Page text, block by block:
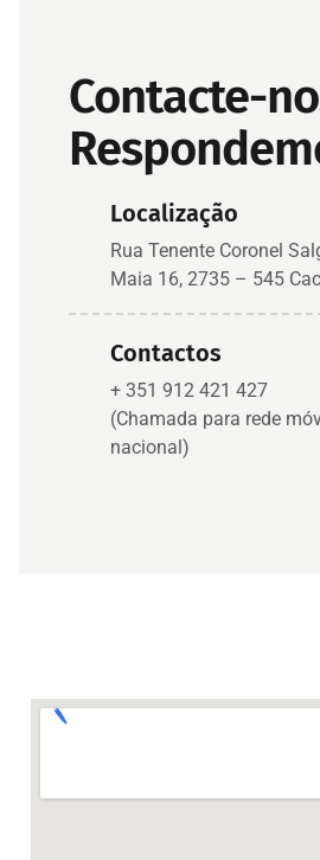
Contacte-
Localização
Rua Tenente Coronel
Maia 16, 2735 – 545
Contactos
+ 351 912 421 427
(Chamada para rede
nacional)